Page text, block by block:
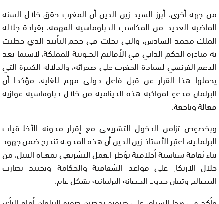
من جهة أخرى، أبرز السيد زين الدين أن المغرب حقق خلال السنة
الماضية العديد من المكاسب الدبلوماسية المهمة، بقيادة جلالة
الملك محمد السادس، والتي تجلت في حجم التأييد الذي حظيت
به مبادرة الحكم الذاتي في الأقاليم الجنوبية للمملكة، لاسيما بعد
الدعم الفرنسي لسيادة المغرب على صحرائه، والدلالة الكبيرة التي
يحملها هذا القرار من قبل فاعل دولي مهم للغاية، مؤكدا أن
البرلمان مدعو لمواكبة هذه الدينامية من خلال دبلوماسية موازية
فعالة وناجعة.
وبخصوص تزامن الدخول التشريعي مع إقرار مدونة الأخلاقيات
البرلمانية، اعتبر الأستاذ زين الدين أن هذه المدونة تندرج ضمن جهود
بناء ثقافة سياسية أخلاقية تؤطر العمل التشريعي بمعناه النبيل، من
خلال الارتكاز على قواعد الشفافية والحكامة وتحييد تضارب
المصالح وتبيان حدود الحصانة البرلمانية بشكل عام.